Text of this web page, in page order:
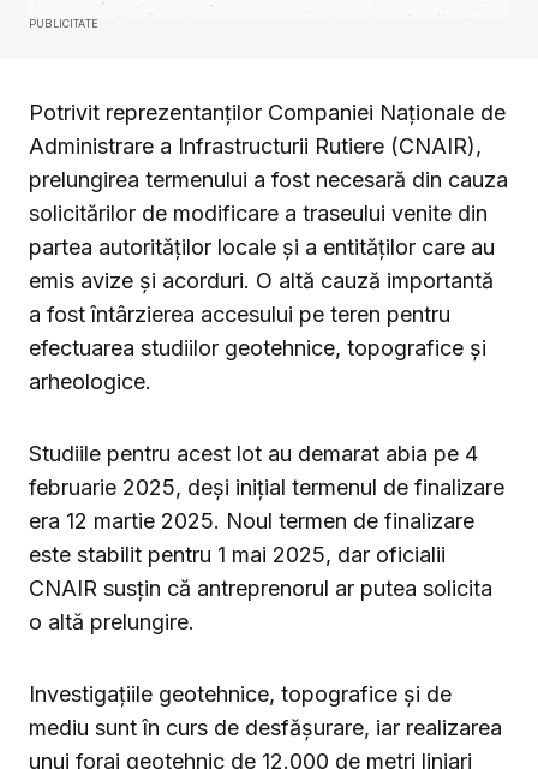
PUBLICITATE
Potrivit reprezentanților Companiei Naționale de
Administrare a Infrastructurii Rutiere (CNAIR),
prelungirea termenului a fost necesară din cauza
solicitărilor de modificare a traseului venite din
partea autorităților locale și a entităților care au
emis avize și acorduri. O altă cauză importantă
a fost întârzierea accesului pe teren pentru
efectuarea studiilor geotehnice, topografice și
arheologice.
Studiile pentru acest lot au demarat abia pe 4
februarie 2025, deși inițial termenul de finalizare
era 12 martie 2025. Noul termen de finalizare
este stabilit pentru 1 mai 2025, dar oficialii
CNAIR susțin că antreprenorul ar putea solicita
o altă prelungire.
Investigațiile geotehnice, topografice și de
mediu sunt în curs de desfășurare, iar realizarea
unui foraj geotehnic de 12.000 de metri liniari